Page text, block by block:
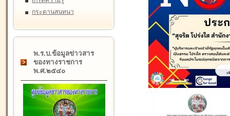
กระดานสนทนา
พ.ร.บ.ข้อมูลข่าวสาร
ของทางราชการ
พ.ศ.๒๕๔๐